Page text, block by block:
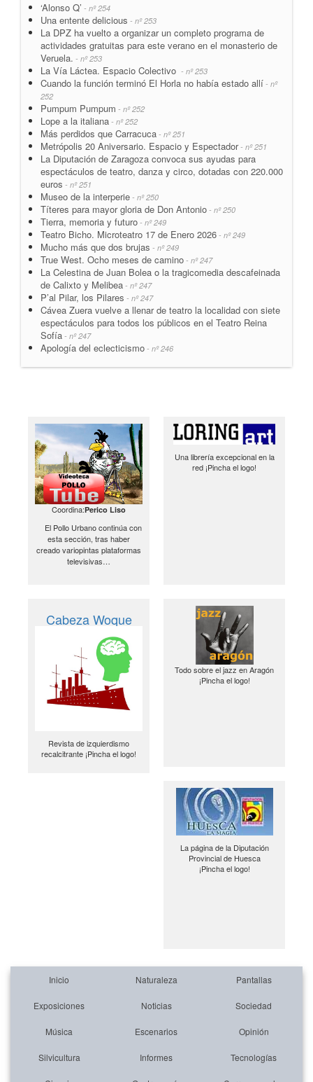
‘Alonso Q’ - nº 254
Una entente delicious - nº 253
La DPZ ha vuelto a organizar un completo programa de
actividades gratuitas para este verano en el monasterio de
Veruela. - nº 253
La Vía Láctea. Espacio Colectivo - nº 253
Cuando la función terminó El Horla no había estado allí - nº
252
Pumpum Pumpum - nº 252
Lope a la italiana - nº 252
Más perdidos que Carracuca - nº 251
Metrópolis 20 Aniversario. Espacio y Espectador- nº 251
La Diputación de Zaragoza convoca sus ayudas para
espectáculos de teatro, danza y circo, dotadas con 220.000
euros - nº 251
Museo de la interperie - nº 250
Títeres para mayor gloria de Don Antonio - nº 250
Tierra, memoria y futuro - nº 249
Teatro Bicho. Microteatro 17 de Enero 2026 - nº 249
Mucho más que dos brujas - nº 249
True West. Ocho meses de camino - nº 247
La Celestina de Juan Bolea o la tragicomedia descafeinada
de Calixto y Melibea - nº 247
P’al Pilar, los Pilares - nº 247
Cávea Zuera vuelve a llenar de teatro la localidad con siete
espectáculos para todos los públicos en el Teatro Reina
Sofía - nº 247
Apología del eclecticismo - nº 246
Coordina:Perico Liso
El Pollo Urbano continúa con
esta sección, tras haber
creado variopintas plataformas
televisivas…
Una librería excepcional en la
red ¡Pincha el logo!
Cabeza Woque
Revista de izquierdismo
recalcitrante ¡Pincha el logo!
Todo sobre el jazz en Aragón
¡Pincha el logo!
La página de la Diputación
Provincial de Huesca
¡Pincha el logo!
Inicio Naturaleza Pantallas
Exposiciones Noticias Sociedad
Música Escenarios Opinión
Silvicultura Informes Tecnologías